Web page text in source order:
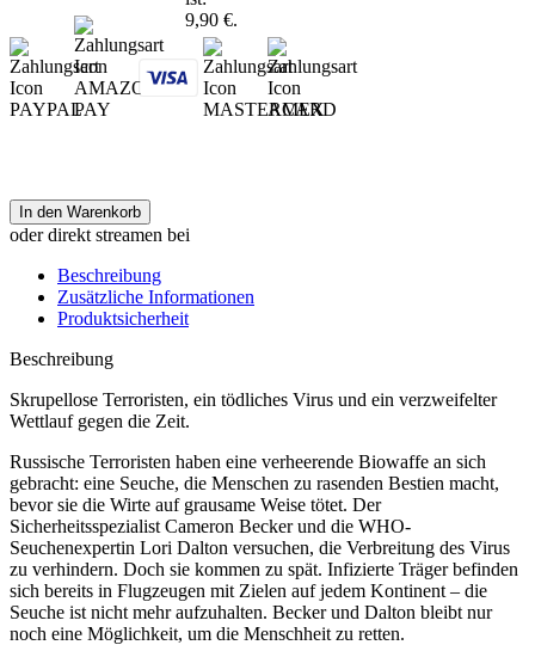
9,90 €.
In den Warenkorb
oder direkt streamen bei
Beschreibung
Zusätzliche Informationen
Produktsicherheit
Beschreibung
Skrupellose Terroristen, ein tödliches Virus und ein verzweifelter
Wettlauf gegen die Zeit.
Russische Terroristen haben eine verheerende Biowaffe an sich
gebracht: eine Seuche, die Menschen zu rasenden Bestien macht,
bevor sie die Wirte auf grausame Weise tötet. Der
Sicherheitsspezialist Cameron Becker und die WHO-
Seuchenexpertin Lori Dalton versuchen, die Verbreitung des Virus
zu verhindern. Doch sie kommen zu spät. Infizierte Träger befinden
sich bereits in Flugzeugen mit Zielen auf jedem Kontinent – die
Seuche ist nicht mehr aufzuhalten. Becker und Dalton bleibt nur
noch eine Möglichkeit, um die Menschheit zu retten.